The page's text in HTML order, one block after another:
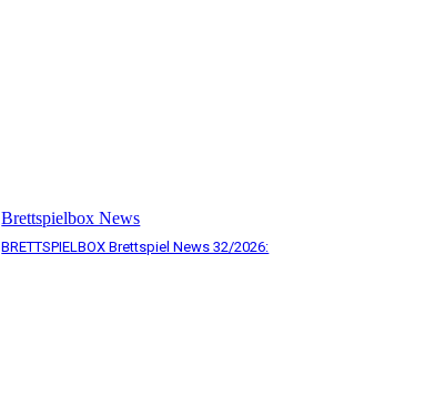
Brettspielbox News
BRETTSPIELBOX Brettspiel News 32/2026: